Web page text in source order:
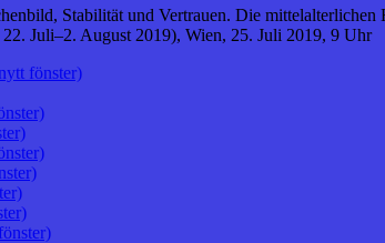
Stabilität und Vertrauen. Die
Juli–2. August 2019), Wien, 25. Juli 2019, 9 Uhr
fönster)